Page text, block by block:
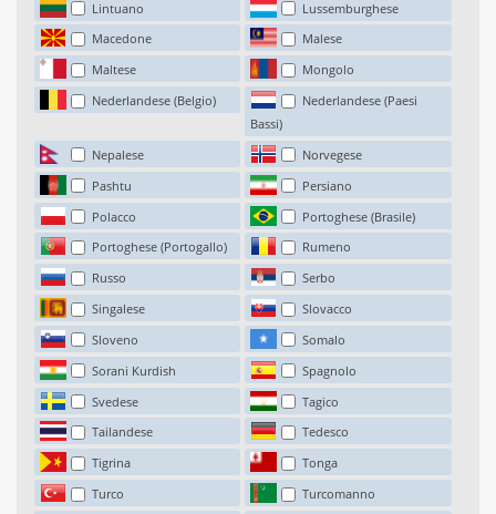
Lintuano
Lussemburghese
Macedone
Malese
Maltese
Mongolo
Nederlandese (Belgio)
Nederlandese (Paesi
Bassi)
Nepalese
Norvegese
Pashtu
Persiano
Polacco
Portoghese (Brasile)
Portoghese (Portogallo)
Rumeno
Russo
Serbo
Singalese
Slovacco
Sloveno
Somalo
Sorani Kurdish
Spagnolo
Svedese
Tagico
Tailandese
Tedesco
Tigrina
Tonga
Turco
Turcomanno